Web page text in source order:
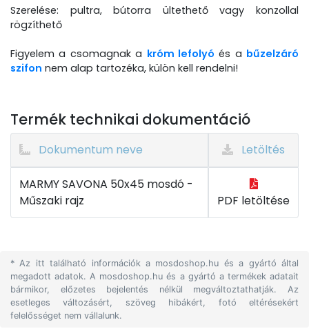
Szerelése: pultra, bútorra ültethető vagy konzollal
rögzíthető
Figyelem a csomagnak a króm lefolyó és a bűzelzáró
szifon nem alap tartozéka, külön kell rendelni!
Termék technikai dokumentáció
Dokumentum neve Letöltés
MARMY SAVONA 50x45 mosdó -
Műszaki rajz
PDF letöltése
* Az itt található információk a mosdoshop.hu és a gyártó által
megadott adatok. A mosdoshop.hu és a gyártó a termékek adatait
bármikor, előzetes bejelentés nélkül megváltoztathatják. Az
esetleges változásért, szöveg hibákért, fotó eltérésekért
felelősséget nem vállalunk.